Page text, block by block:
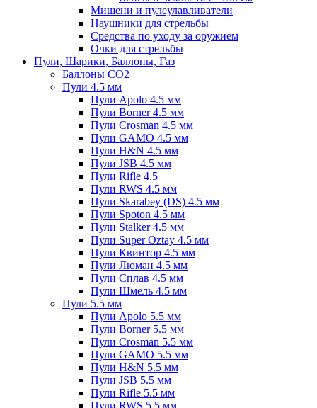
Мишени и пулеулавливатели
Наушники для стрельбы
Средства по уходу за оружием
Очки для стрельбы
Пули, Шарики, Баллоны, Газ
Баллоны CO2
Пули 4.5 мм
Пули Apolo 4.5 мм
Пули Borner 4.5 мм
Пули Crosman 4.5 мм
Пули GAMO 4.5 мм
Пули H&N 4.5 мм
Пули JSB 4.5 мм
Пули Rifle 4.5
Пули RWS 4.5 мм
Пули Skarabey (DS) 4.5 мм
Пули Spoton 4.5 мм
Пули Stalker 4.5 мм
Пули Super Oztay 4.5 мм
Пули Квинтор 4.5 мм
Пули Люман 4.5 мм
Пули Сплав 4.5 мм
Пули Шмель 4.5 мм
Пули 5.5 мм
Пули Apolo 5.5 мм
Пули Borner 5.5 мм
Пули Crosman 5.5 мм
Пули GAMO 5.5 мм
Пули H&N 5.5 мм
Пули JSB 5.5 мм
Пули Rifle 5.5 мм
Пули RWS 5.5 мм